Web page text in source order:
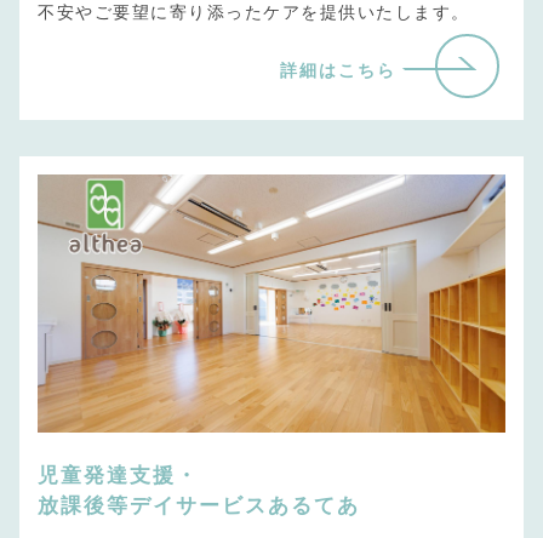
不安やご要望に寄り添ったケアを提供いたします。
詳細はこちら
児童発達支援・
放課後等デイサービスあるてあ